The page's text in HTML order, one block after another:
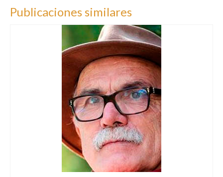
Publicaciones similares